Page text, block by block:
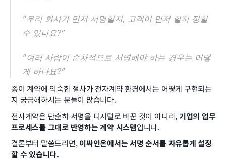
“우리 회사가 먼저 서명할지, 고객이 먼저 할지 정할
수 있나요?”
“여러 사람이 순차적으로 서명해야 하는 경우는 어떻
게 하나요?”
종이 계약에 익숙한 절차가 전자계약 환경에서는 어떻게 구현되는
지 궁금해하시는 분들이 많습니다.
전자계약은 단순히 서명을 디지털로 바꾼 것이 아니라, 기업의 업무
프로세스를 그대로 반영하는 계약 시스템입니다.
결론부터 말씀드리면, 이싸인온에서는 서명 순서를 자유롭게 설정
할 수 있습니다.